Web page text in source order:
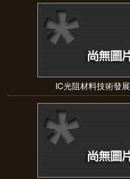
IC光阻材料技術發展